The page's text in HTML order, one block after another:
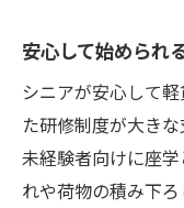
安心して始められ
シニアが安心して
た研修制度が大き
未経験者向けに座
れや荷物の積み下